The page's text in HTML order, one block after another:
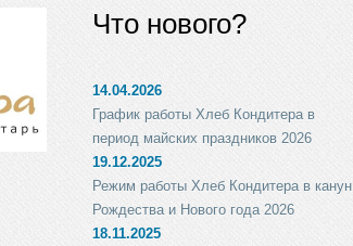
Что нового?
14.04.2026
График работы Хлеб Кондитера в
период майских праздников 2026
19.12.2025
Режим работы Хлеб Кондитера в канун
Рождества и Нового года 2026
18.11.2025